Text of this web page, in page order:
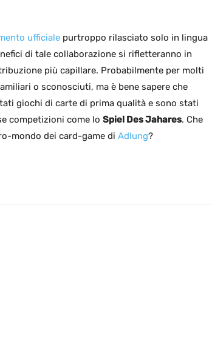
ufficiale purtroppo rilasciato solo in lingua
di tale collaborazione si rifletteranno in
più capillare. Probabilmente per molti
o sconosciuti, ma è bene sapere che
giochi di carte di prima qualità e sono stati
competizioni come lo Spiel Des Jahares. Che
mondo dei card-game di Adlung?